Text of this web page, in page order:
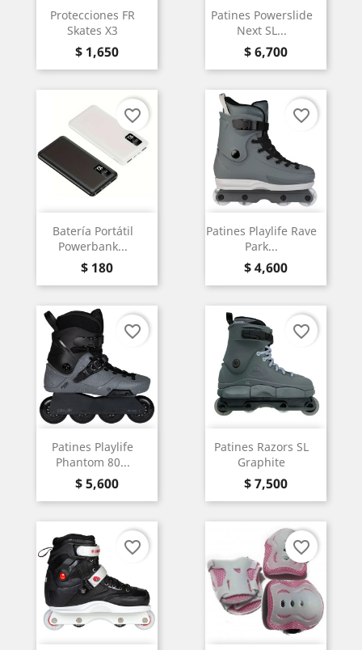
Protecciones FR
Skates X3
Precio
$ 1,650
Patines Powerslide
Next SL...
Precio
$ 6,700
Batería Portátil
Powerbank...
Precio
$ 180
favorite_border
Patines Playlife Rave
Park...
Precio
$ 4,600
favorite_border
Patines Playlife
Phantom 80...
Precio
$ 5,600
favorite_border
Patines Razors SL
Graphite
Precio
$ 7,500
favorite_border
favorite_border favorite_border